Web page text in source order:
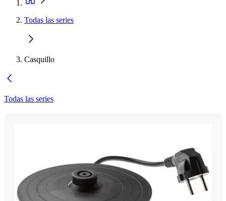
Todas las series
Casquillo
Todas las series